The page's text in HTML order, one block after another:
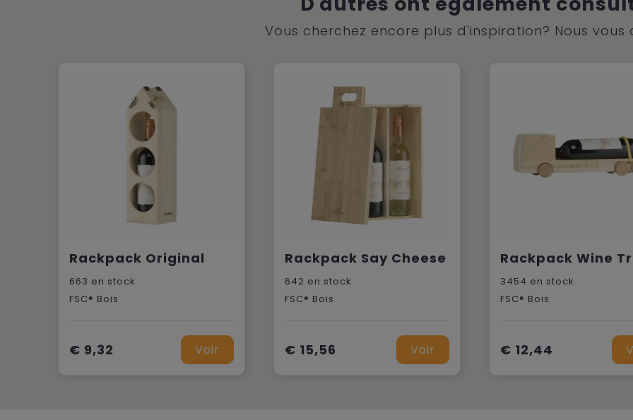
Vous cherchez encore plus d'inspiration? Nous vous
Rackpack Original
663 en stock
FSC® Bois
€ 9,32 Voir
Rackpack Say Cheese
642 en stock
FSC® Bois
€ 15,56 Voir
Rackpack Wine
3454 en stock
FSC® Bois
€ 12,44